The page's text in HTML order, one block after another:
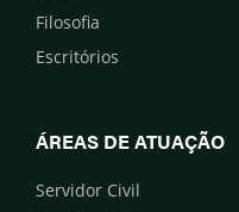
Filosofia
Escritórios
ÁREAS DE ATUAÇÃO
Servidor Civil